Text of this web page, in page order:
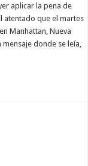
aplicar la pena de
atentado que el martes
Manhattan, Nueva
donde se leía,